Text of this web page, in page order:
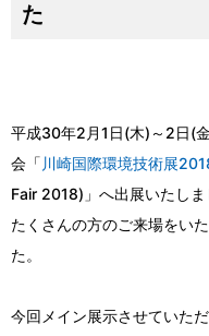
た
平成30年2月1日(木)～2日(
会「 川崎国際環境技術展
Fair 2018)」へ出展いたしま
たくさんの方のご来場をい
た。
今回メイン展示させていた